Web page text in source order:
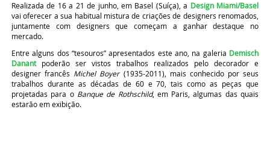
Realizada de 16 a 21 de junho, em Basel (Suíça), a Design Miami/Basel
vai oferecer a sua habitual mistura de criações de designers renomados,
juntamente com designers que começam a ganhar destaque no
mercado.
Entre alguns dos “tesouros” apresentados este ano, na galeria Demisch
Danantpoderão ser vistos trabalhos realizados pelo decorador e
designer francês Michel Boyer(1935-2011), mais conhecido por seus
trabalhos durante as décadas de 60 e 70, tais como as peças que
projetadas para o Banque de Rothschild, em Paris, algumas das quais
estarão em exibição.